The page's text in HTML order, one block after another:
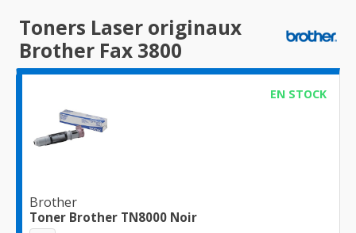
Toners Laser originaux
Brother Fax 3800
EN STOCK
Brother
Toner Brother TN8000 Noir